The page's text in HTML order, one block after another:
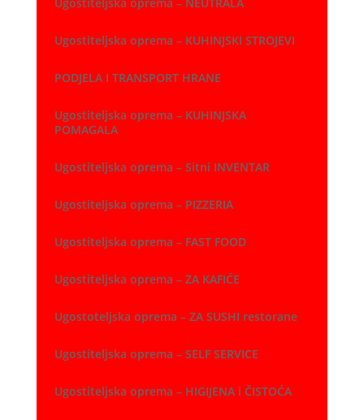
Ugostiteljska oprema – NEUTRALA
Ugostiteljska oprema – KUHINJSKI STROJEVI
PODJELA I TRANSPORT HRANE
Ugostiteljska oprema – KUHINJSKA
POMAGALA
Ugostiteljska oprema – Sitni INVENTAR
Ugostiteljska oprema – PIZZERIA
Ugostiteljska oprema – FAST FOOD
Ugostiteljska oprema – ZA KAFIĆE
Ugostoteljska oprema – ZA SUSHI restorane
Ugostiteljska oprema – SELF SERVICE
Ugostiteljska oprema – HIGIJENA i ČISTOĆA